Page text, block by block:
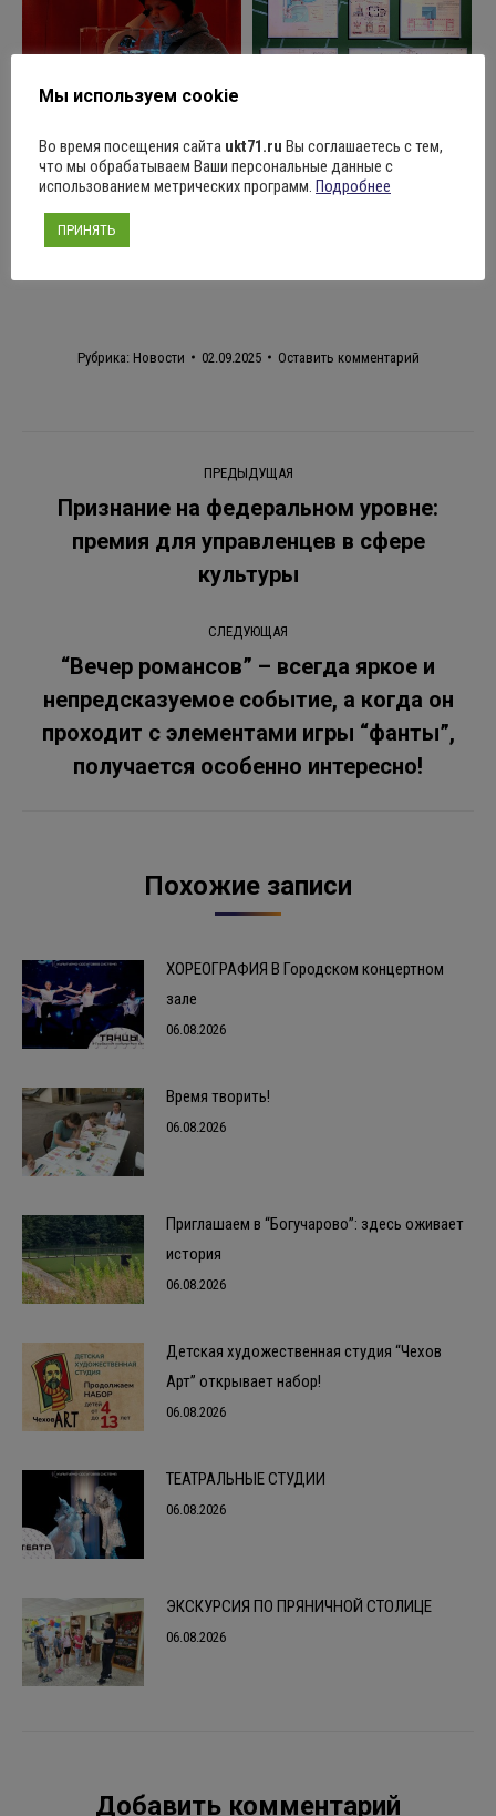
Поделиться
Рубрика: Новости 02.09.2025 Оставить комментарий
по
записям
ПРЕДЫДУЩАЯ
Предыдущая
запись:
Признание на федеральном уровне:
премия для управленцев в сфере
культуры
СЛЕДУЮЩАЯ
запись:
“Вечер романсов” – всегда яркое и
непредсказуемое событие, а когда он
проходит с элементами игры “фанты”,
получается особенно интересно!
Похожие записи
ХОРЕОГРАФИЯ В Городском концертном
зале
06.08.2026
Время творить!
06.08.2026
Приглашаем в “Богучарово”: здесь оживает
история
06.08.2026
Детская художественная студия “Чехов
Арт” открывает набор!
06.08.2026
ТЕАТРАЛЬНЫЕ СТУДИИ
06.08.2026
ЭКСКУРСИЯ ПО ПРЯНИЧНОЙ СТОЛИЦЕ
06.08.2026
Добавить комментарий
Мы используем cookie
Во время посещения сайта ukt71.ru Вы соглашаетесь с тем,
что мы обрабатываем Ваши персональные данные с
использованием метрических программ. Подробнее
ПРИНЯТЬ